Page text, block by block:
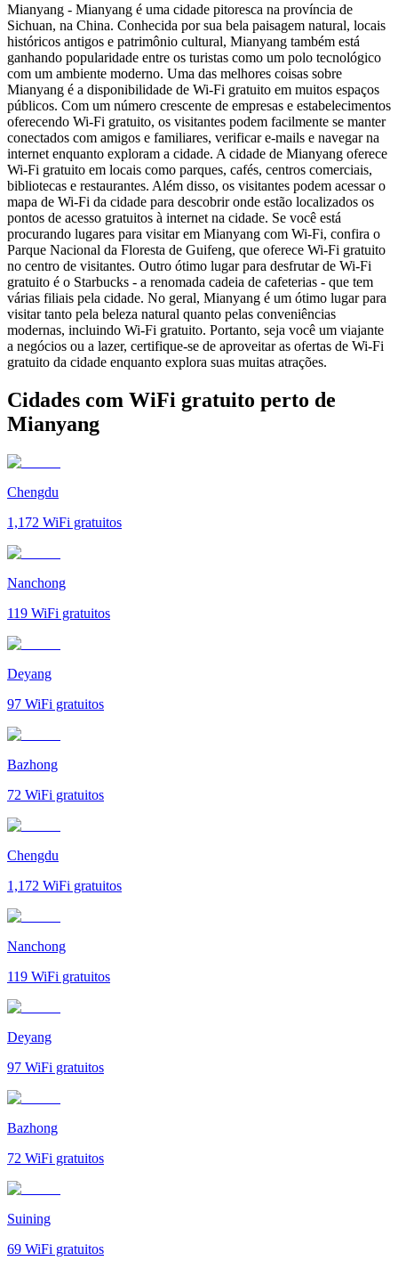
Mianyang - Mianyang é uma cidade pitoresca na província de
Sichuan, na China. Conhecida por sua bela paisagem natural, locais
históricos antigos e patrimônio cultural, Mianyang também está
ganhando popularidade entre os turistas como um polo tecnológico
com um ambiente moderno. Uma das melhores coisas sobre
Mianyang é a disponibilidade de Wi-Fi gratuito em muitos espaços
públicos. Com um número crescente de empresas e estabelecimentos
oferecendo Wi-Fi gratuito, os visitantes podem facilmente se manter
conectados com amigos e familiares, verificar e-mails e navegar na
internet enquanto exploram a cidade. A cidade de Mianyang oferece
Wi-Fi gratuito em locais como parques, cafés, centros comerciais,
bibliotecas e restaurantes. Além disso, os visitantes podem acessar o
mapa de Wi-Fi da cidade para descobrir onde estão localizados os
pontos de acesso gratuitos à internet na cidade. Se você está
procurando lugares para visitar em Mianyang com Wi-Fi, confira o
Parque Nacional da Floresta de Guifeng, que oferece Wi-Fi gratuito
no centro de visitantes. Outro ótimo lugar para desfrutar de Wi-Fi
gratuito é o Starbucks - a renomada cadeia de cafeterias - que tem
várias filiais pela cidade. No geral, Mianyang é um ótimo lugar para
visitar tanto pela beleza natural quanto pelas conveniências
modernas, incluindo Wi-Fi gratuito. Portanto, seja você um viajante
a negócios ou a lazer, certifique-se de aproveitar as ofertas de Wi-Fi
gratuito da cidade enquanto explora suas muitas atrações.
Cidades com WiFi gratuito perto de
Mianyang
Chengdu
1,172 WiFi gratuitos
Nanchong
119 WiFi gratuitos
Deyang
97 WiFi gratuitos
Bazhong
72 WiFi gratuitos
Chengdu
1,172 WiFi gratuitos
Nanchong
119 WiFi gratuitos
Deyang
97 WiFi gratuitos
Bazhong
72 WiFi gratuitos
Suining
69 WiFi gratuitos